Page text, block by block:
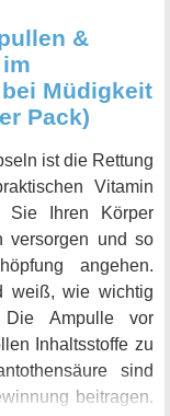
&
Müdigkeit
Pack)
ist die Rettung
Vitamin
Sie Ihren Körper
versorgen und so
angehen.
weiß, wie wichtig
Die Ampulle vor
Inhaltsstoffe zu
sind
beitragen.